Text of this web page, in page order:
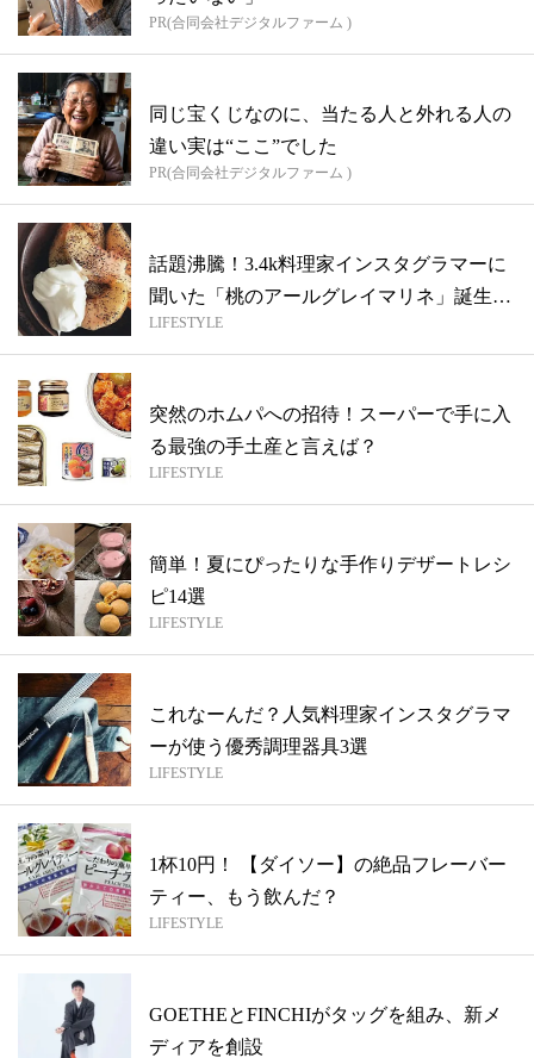
PR(合同会社デジタルファーム )
同じ宝くじなのに、当たる人と外れる人の
違い実は“ここ”でした
PR(合同会社デジタルファーム )
話題沸騰！3.4k料理家インスタグラマーに
聞いた「桃のアールグレイマリネ」誕生
秘...
LIFESTYLE
突然のホムパへの招待！スーパーで手に入
る最強の手土産と言えば？
LIFESTYLE
簡単！夏にぴったりな手作りデザートレシ
ピ14選
LIFESTYLE
これなーんだ？人気料理家インスタグラマ
ーが使う優秀調理器具3選
LIFESTYLE
1杯10円！ 【ダイソー】の絶品フレーバー
ティー、もう飲んだ？
LIFESTYLE
GOETHEとFINCHIがタッグを組み、新メ
ディアを創設